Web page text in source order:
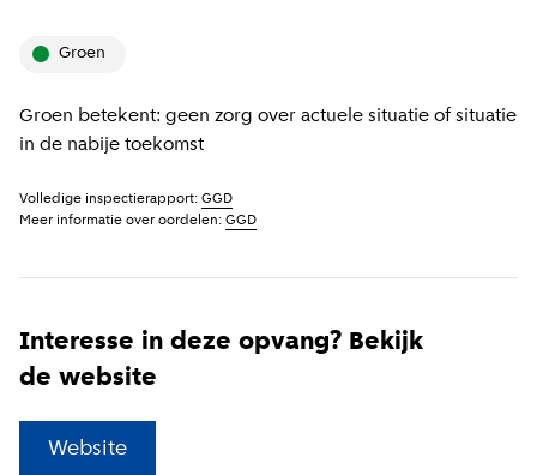
groen
Groen betekent: geen zorg over actuele situatie of situatie
in de nabije toekomst
Volledige inspectierapport: GGD
Meer informatie over oordelen: GGD
Interesse in deze opvang? Bekijk
de website
Website